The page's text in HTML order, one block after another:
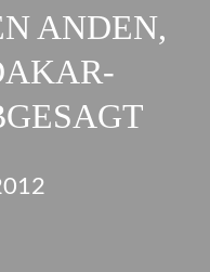
ANDEN,